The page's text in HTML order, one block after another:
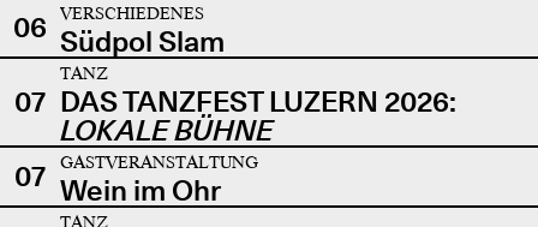
06
VERSCHIEDENES
Südpol Slam
07
TANZ
DAS TANZFEST LUZERN 2026:
LOKALE BÜHNE
07
GASTVERANSTALTUNG
Wein im Ohr
TANZ